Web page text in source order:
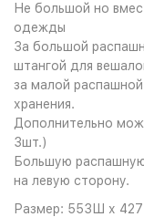
Не большой но
одежды
За большой
штангой для
за малой
хранения.
Дополнительно
3шт.)
Большую
на левую сторону.
Размер: 553Ш х